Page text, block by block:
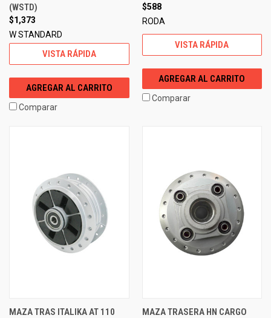
(WSTD)
$1,373
W STANDARD
VISTA RÁPIDA
AGREGAR AL CARRITO
Comparar
$588
RODA
VISTA RÁPIDA
AGREGAR AL CARRITO
Comparar
MAZA TRAS ITALIKA AT 110
MAZA TRASERA HN CARGO